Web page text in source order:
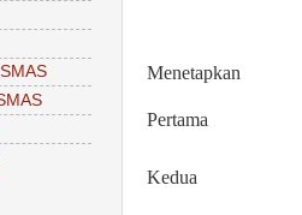
Menetapkan
Pertama
Kedua